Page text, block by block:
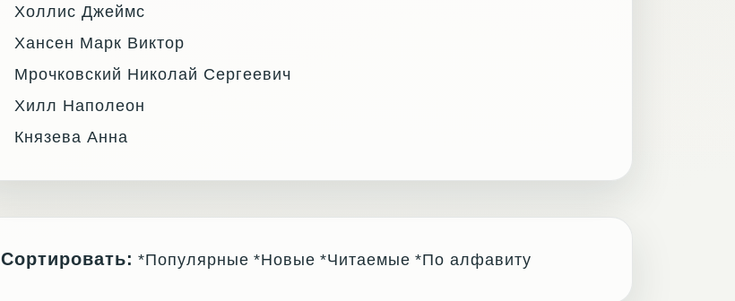
Холлис Джеймс
Хансен Марк Виктор
Мрочковский Николай Сергеевич
Хилл Наполеон
Князева Анна
Сортировать: *Популярные *Новые *Читаемые *По алфавиту